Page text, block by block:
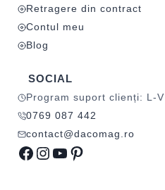
Retragere din contract
Contul meu
Blog
SOCIAL
Program suport clienți: L-
0769 087 442
contact@dacomag.ro
Facebook
Instagram
YouTube
Pinterest